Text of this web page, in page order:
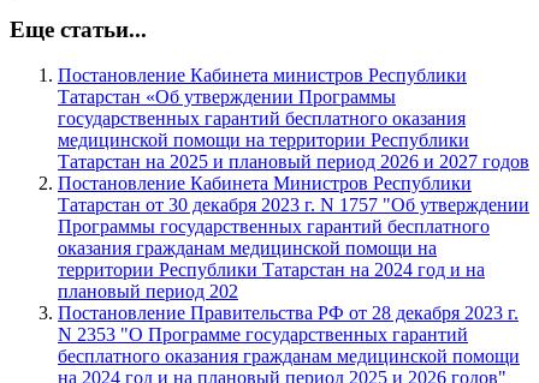
Еще статьи...
Постановление Кабинета министров Республики
Татарстан «Об утверждении Программы
государственных гарантий бесплатного оказания
медицинской помощи на территории Республики
Татарстан на 2025 и плановый период 2026 и 2027 годов
Постановление Кабинета Министров Республики
Татарстан от 30 декабря 2023 г. N 1757 "Об утверждении
Программы государственных гарантий бесплатного
оказания гражданам медицинской помощи на
территории Республики Татарстан на 2024 год и на
плановый период 202
Постановление Правительства РФ от 28 декабря 2023 г.
N 2353 "О Программе государственных гарантий
бесплатного оказания гражданам медицинской помощи
на 2024 год и на плановый период 2025 и 2026 годов"